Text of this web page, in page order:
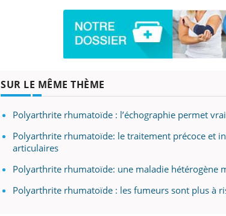
SUR LE MÊME THÈME
Polyarthrite rhumatoïde : l’échographie permet
Polyarthrite rhumatoïde: le traitement précoce et
articulaires
Polyarthrite rhumatoïde: une maladie hétérogène
Polyarthrite rhumatoïde : les fumeurs sont plus à